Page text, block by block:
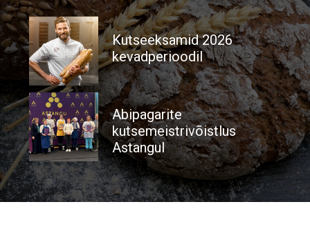
Kutseeksamid 2026
kevadperioodil
Abipagarite
kutsemeistrivõistlus
Astangul